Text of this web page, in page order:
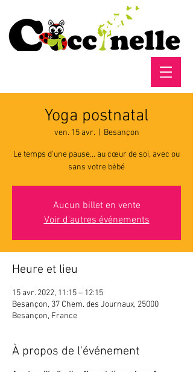
Yoga postnatal
ven. 15 avr.
  |
Besançon
Le temps d'une pause... au cœur de soi, avec ou
sans votre bébé
Aucun billet en vente
Voir d'autres événements
Heure et lieu
15 avr. 2022, 11:15 – 12:15
Besançon, 37 Chem. des Journaux, 25000
Besançon, France
À propos de l'événement